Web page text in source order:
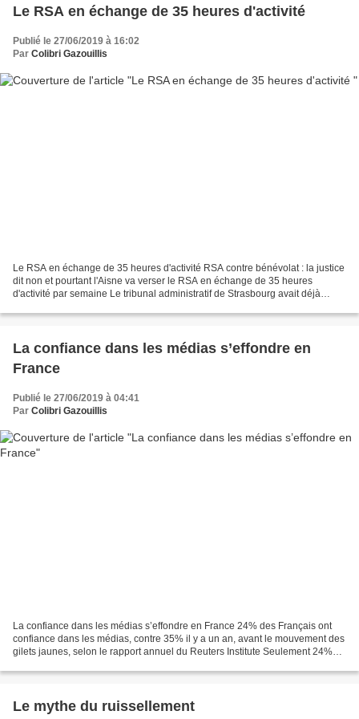
Le RSA en échange de 35 heures d'activité
Publié le 27/06/2019 à 16:02
Par Colibri Gazouillis
Le RSA en échange de 35 heures d'activité RSA contre bénévolat : la justice
dit non et pourtant l'Aisne va verser le RSA en échange de 35 heures
d'activité par semaine Le tribunal administratif de Strasbourg avait déjà
La confiance dans les médias s’effondre en
France
Publié le 27/06/2019 à 04:41
Par Colibri Gazouillis
La confiance dans les médias s’effondre en France 24% des Français ont
confiance dans les médias, contre 35% il y a un an, avant le mouvement des
gilets jaunes, selon le rapport annuel du Reuters Institute Seulement 24%
Le mythe du ruissellement